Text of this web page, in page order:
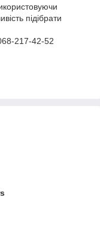
підібрати
217-42-52